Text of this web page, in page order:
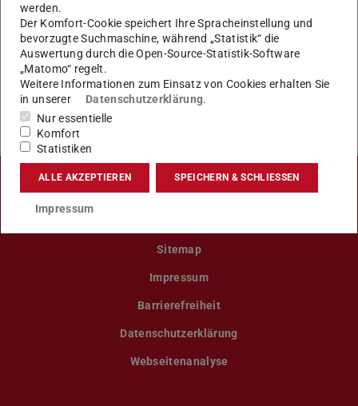
project management
KONTAKT
LinkedIn-Seite der TU Darmstadt
Sitemap
Impressum
Barrierefreiheit
Datenschutzerklärung
Webseitenanalyse
werden.
Der Komfort-Cookie speichert Ihre Spracheinstellung und
bevorzugte Suchmaschine, während „Statistik“ die
Auswertung durch die Open-Source-Statistik-Software
„Matomo“ regelt.
Weitere Informationen zum Einsatz von Cookies erhalten Sie
in unserer
Datenschutzerklärung.
Nur essentielle
Komfort
Statistiken
ALLE AKZEPTIEREN SPEICHERN & SCHLIESSEN
Impressum